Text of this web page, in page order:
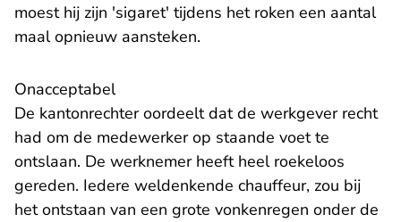
moest hij zijn 'sigaret' tijdens het roken een aantal
maal opnieuw aansteken.
Onacceptabel
De kantonrechter oordeelt dat de werkgever recht
had om de medewerker op staande voet te
ontslaan. De werknemer heeft heel roekeloos
gereden. Iedere weldenkende chauffeur, zou bij
het ontstaan van een grote vonkenregen onder de